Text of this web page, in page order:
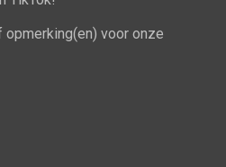
voor onze